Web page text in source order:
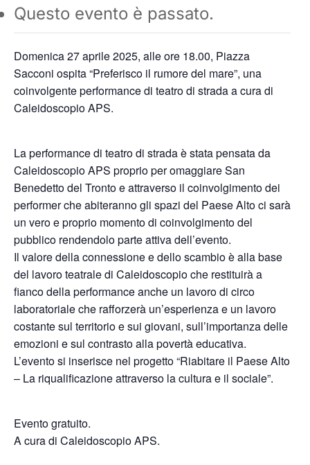
Questo evento è passato.
Domenica 27 aprile 2025, alle ore 18.00, Piazza
Sacconi ospita “Preferisco il rumore del mare”, una
coinvolgente performance di teatro di strada a cura di
Caleidoscopio APS.
La performance di teatro di strada è stata pensata da
Caleidoscopio APS proprio per omaggiare San
Benedetto del Tronto e attraverso il coinvolgimento dei
performer che abiteranno gli spazi del Paese Alto ci sarà
un vero e proprio momento di coinvolgimento del
pubblico rendendolo parte attiva dell’evento.
Il valore della connessione e dello scambio è alla base
del lavoro teatrale di Caleidoscopio che restituirà a
fianco della performance anche un lavoro di circo
laboratoriale che rafforzerà un’esperienza e un lavoro
costante sul territorio e sui giovani, sull’importanza delle
emozioni e sul contrasto alla povertà educativa.
L’evento si inserisce nel progetto “Riabitare il Paese Alto
– La riqualificazione attraverso la cultura e il sociale”.
Evento gratuito.
A cura di Caleidoscopio APS.